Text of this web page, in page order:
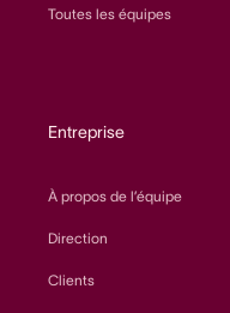
Toutes les équipes
Entreprise
À propos de l’équipe
Direction
Clients